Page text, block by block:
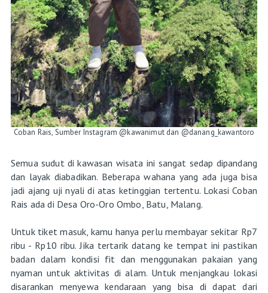
Coban Rais, Sumber Instagram @kawanimut dan @danang_kawantoro
Semua sudut di kawasan wisata ini sangat sedap dipandang
dan layak diabadikan. Beberapa wahana yang ada juga bisa
jadi ajang uji nyali di atas ketinggian tertentu. Lokasi Coban
Rais ada di Desa Oro-Oro Ombo, Batu, Malang.
Untuk tiket masuk, kamu hanya perlu membayar sekitar Rp7
ribu - Rp10 ribu. Jika tertarik datang ke tempat ini pastikan
badan dalam kondisi fit dan menggunakan pakaian yang
nyaman untuk aktivitas di alam. Untuk menjangkau lokasi
disarankan menyewa kendaraan yang bisa di dapat dari